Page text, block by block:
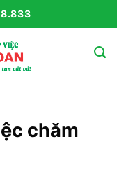
chăm